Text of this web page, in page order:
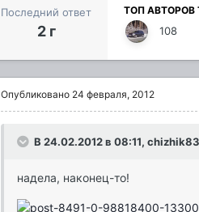
Последний ответ
2 г
ТОП АВТОРОВ
108
Опубликовано 24 февраля, 2012
В 24.02.2012 в 08:11,
надела, наконец-то!